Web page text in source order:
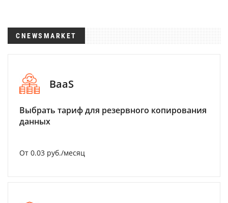
CNEWSMARKET
BaaS
Выбрать тариф для резервного копирования
данных
От 0.03 руб./месяц